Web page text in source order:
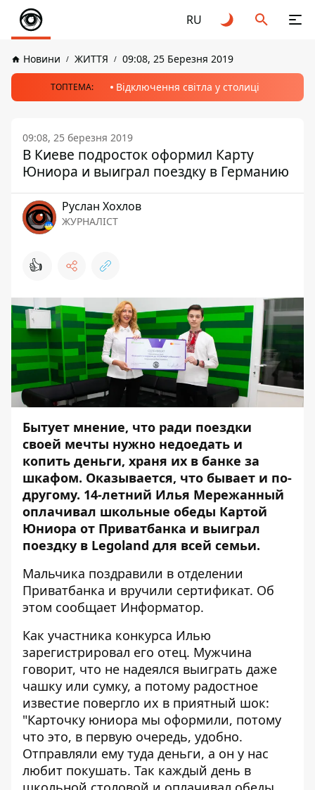
RU
Новини ЖИТТЯ 09:08, 25 Березня 2019
ТОПТЕМА: Відключення світла у столиці
09:08, 25 березня 2019
В Киеве подросток оформил Карту
Юниора и выиграл поездку в Германию
Руслан Хохлов
ЖУРНАЛІСТ
👍
Бытует мнение, что ради поездки
своей мечты нужно недоедать и
копить деньги, храня их в банке за
шкафом. Оказывается, что бывает и по-
другому. 14-летний Илья Мережанный
оплачивал школьные обеды Картой
Юниора от Приватбанка и выиграл
поездку в Legoland для всей семьи.
Мальчика поздравили в отделении
Приватбанка и вручили сертификат. Об
этом сообщает Информатор.
Как участника конкурса Илью
зарегистрировал его отец. Мужчина
говорит, что не надеялся выиграть даже
чашку или сумку, а потому радостное
известие повергло их в приятный шок:
"Карточку юниора мы оформили, потому
что это, в первую очередь, удобно.
Отправляли ему туда деньги, а он у нас
любит покушать. Так каждый день в